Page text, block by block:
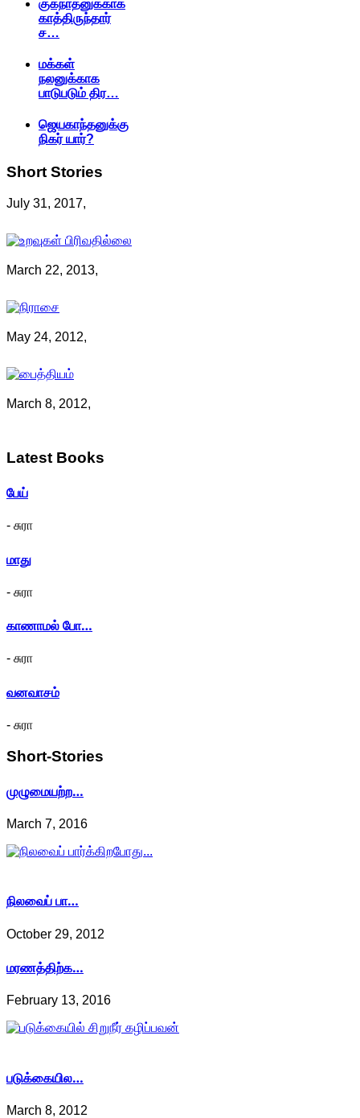
குகநாதனுக்காக
காத்திருந்தார்
ச…
மக்கள்
நலனுக்காக
பாடுபடும் திர…
ஜெயகாந்தனுக்கு
நிகர் யார்?
Short Stories
July 31, 2017,
March 22, 2013,
May 24, 2012,
March 8, 2012,
Latest Books
பேய்
- சுரா
மாது
- சுரா
காணாமல் போ…
- சுரா
வனவாசம்
- சுரா
Short-Stories
முழுமையற்ற…
March 7, 2016
நிலவைப் பா…
October 29, 2012
மரணத்திற்க…
February 13, 2016
படுக்கையில…
March 8, 2012